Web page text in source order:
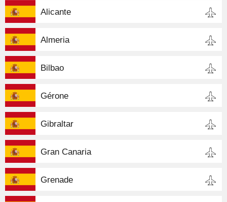
Alicante
Almeria
Bilbao
Gérone
Gibraltar
Gran Canaria
Grenade